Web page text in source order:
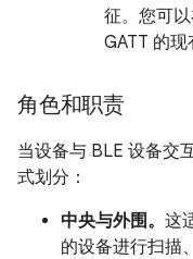
征。您可
GATT 的现
角色和职责
当设备与 BLE 设备交
式划分：
中央与外围。 这
的设备进行扫描